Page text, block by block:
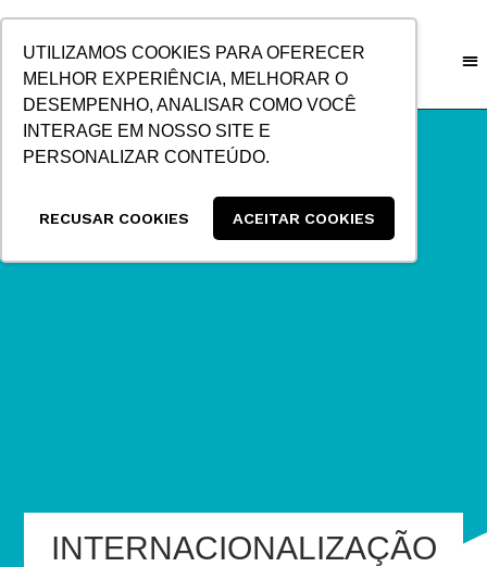
UTILIZAMOS COOKIES PARA OFERECER
MELHOR EXPERIÊNCIA, MELHORAR O
DESEMPENHO, ANALISAR COMO VOCÊ
INTERAGE EM NOSSO SITE E
PERSONALIZAR CONTEÚDO.
RECUSAR COOKIES ACEITAR COOKIES
CONTEÚDO
INTERNACIONALIZAÇÃO